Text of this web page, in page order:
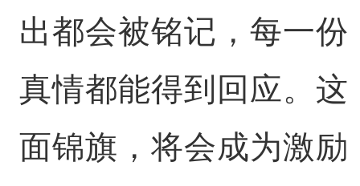
出都会被铭记，每一份
真情都能得到回应。这
面锦旗，将会成为激励